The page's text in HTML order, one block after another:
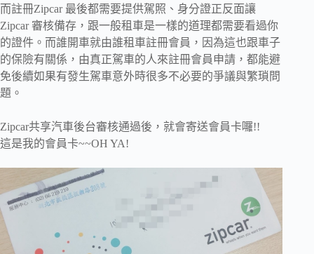
而註冊Zipcar 最後都需要提供駕照、身分證正反面讓
Zipcar 審核備存，跟一般租車是一樣的道理都需要看過你
的證件。而誰開車就由誰租車註冊會員，因為這也跟車子
的保險有關係，由真正駕車的人來註冊會員申請，都能避
免後續如果有發生駕車意外時很多不必要的爭議與繁瑣問
題。
Zipcar共享汽車後台審核通過後，就會寄送會員卡囉!!
這是我的會員卡~~OH YA!